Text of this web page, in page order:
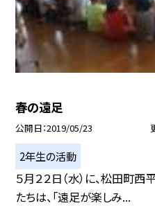
春の遠足
公開日 2019/05/23
2年生の活動
５月２２日（水）に、松田町
たちは、「遠足が楽しみ...